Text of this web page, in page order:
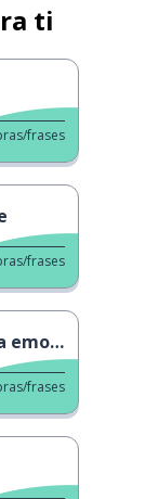
ti
frases
frases
frases